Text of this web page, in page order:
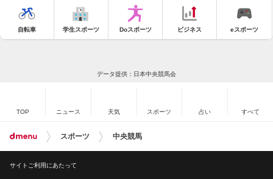
自転車 学生スポーツ Doスポーツ ビジネス eスポーツ
データ提供：日本中央競馬会
TOP ニュース 天気 スポーツ 占い すべて
スポーツ 中央競馬
サイトご利用にあたって